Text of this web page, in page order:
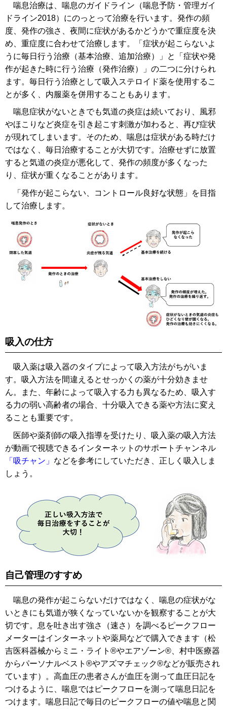
喘息治療は、喘息のガイドライン（喘息予防・管理ガイ
ドライン2018）にのっとって治療を行います。発作の頻
度、発作の強さ、夜間に症状があるかどうかで重症度を決
め、重症度に合わせて治療します。「症状が起こらないよ
うに毎日行う治療（基本治療、追加治療）」と「症状や発
作が起きた時に行う治療（発作治療）」の二つに分けられ
ます。毎日行う治療として吸入ステロイド薬を使用するこ
とが多く、内服薬を併用することもあります。
喘息症状がないときでも気道の炎症は続いており、風邪
やほこりなど炎症を引き起こす刺激が加わると、再び症状
が現れてしまいます。そのため、喘息は症状がある時だけ
ではなく、毎日治療することが大切です。治療せずに放置
すると気道の炎症が悪化して、発作の頻度が多くなった
り、症状が重くなることがあります。
「発作が起こらない、コントロール良好な状態」を目指
して治療します。
吸入の仕方
吸入薬は吸入器のタイプによって吸入方法がちがいま
す。吸入方法を間違えるとせっかくの薬が十分効きませ
ん。また、年齢によって吸入する力も異なるため、吸入す
る力の弱い高齢者の場合、十分吸入できる薬や方法に変え
ることも重要です。
医師や薬剤師の吸入指導を受けたり、吸入薬の吸入方法
が動画で視聴できるインターネットのサポートチャンネル
「吸チャン」 などを参考にしていただき、正しく吸入しま
しょう。
自己管理のすすめ
喘息の発作が起こらないだけではなく、喘息の症状がな
いときにも気道が狭くなっていないかを観察することが大
切です。息を吐き出す強さ（速さ）を調べるピークフロー
メーターはインターネットや薬局などで購入できます（松
吉医科器械からミニ・ライト®やエアゾーン®、村中医療器
からパーソナルベスト®やアズマチェック®などが販売され
ています）。高血圧の患者さんが血圧を測って血圧日記を
つけるように、喘息ではピークフローを測って喘息日記を
つけます。喘息日記で毎日のピークフローの値や喘息と関